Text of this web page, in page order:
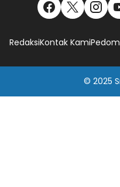
RedaksiKontak Kami
© 2025